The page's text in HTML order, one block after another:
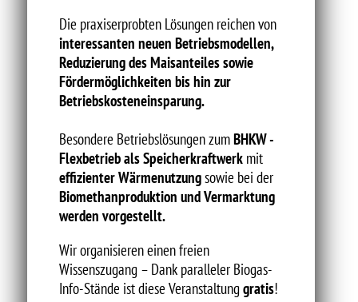
Die praxiserprobten Lösungen reichen von
interessanten neuen Betriebsmodellen,
Reduzierung des Maisanteiles sowie
Fördermöglichkeiten bis hin zur
Betriebskosteneinsparung.
Besondere Betriebslösungen zumBHKW -
Flexbetrieb als Speicherkraftwerk mit
effizienter Wärmenutzungsowie bei der
Biomethanproduktion und Vermarktung
werden vorgestellt.
Wir organisieren einen freien
Wissenszugang – Dank paralleler Biogas-
Info-Stände ist diese Veranstaltunggratis!